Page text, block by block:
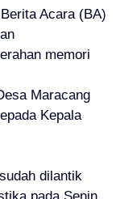
Acara (BA)
memori
Maracang
Kepala
dilantik
pada Senin